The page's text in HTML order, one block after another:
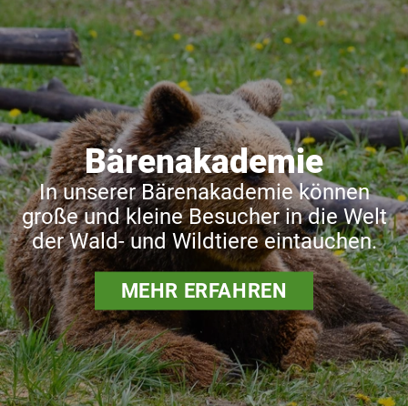
Bärenakademie
In unserer Bärenakademie können
große und kleine Besucher in die Welt
der Wald- und Wildtiere eintauchen.
MEHR ERFAHREN